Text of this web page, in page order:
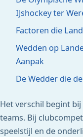
IJshockey ter
Factoren die
Wedden op
Aanpak
De Wedder die
Het verschil begint
teams. Bij
speelstijl en de